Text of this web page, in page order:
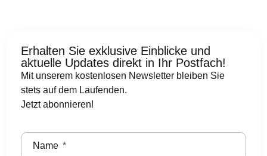
Erhalten Sie exklusive Einblicke und
aktuelle Updates direkt in Ihr Postfach!
Mit unserem kostenlosen Newsletter bleiben Sie
stets auf dem Laufenden.
Jetzt abonnieren!
Name